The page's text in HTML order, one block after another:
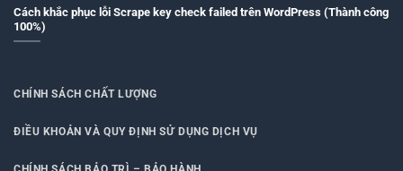
Cách khắc phục lỗi Scrape key check failed trên WordPress (Thành công
100%)
CHÍNH SÁCH CHẤT LƯỢNG
ĐIỀU KHOẢN VÀ QUY ĐỊNH SỬ DỤNG DỊCH VỤ